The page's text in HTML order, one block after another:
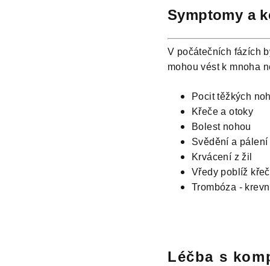
Symptomy a
V počátečních fázích
mohou vést k mnoha
Pocit těžkých
Křeče a otoky
Bolest nohou
Svědění a
Krvácení z žil
Vředy poblíž
Trombóza -
Léčba s